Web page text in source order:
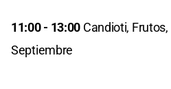
11:00 - 13:00 Candioti,
Septiembre